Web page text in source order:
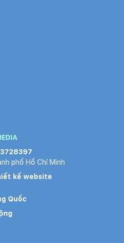
phố Hồ Chí Minh
kế website
Quốc